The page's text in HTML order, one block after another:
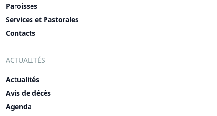
Paroisses
Services et Pastorales
Contacts
ACTUALITÉS
Actualités
Avis de décès
Agenda